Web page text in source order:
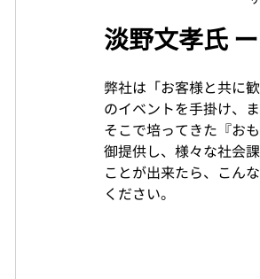
淡野文孝氏
弊社は「お客様と共に
のイベントを手掛け、
そこで培ってきた『お
御提供し、様々な社会
ことが出来たら、こん
ください。